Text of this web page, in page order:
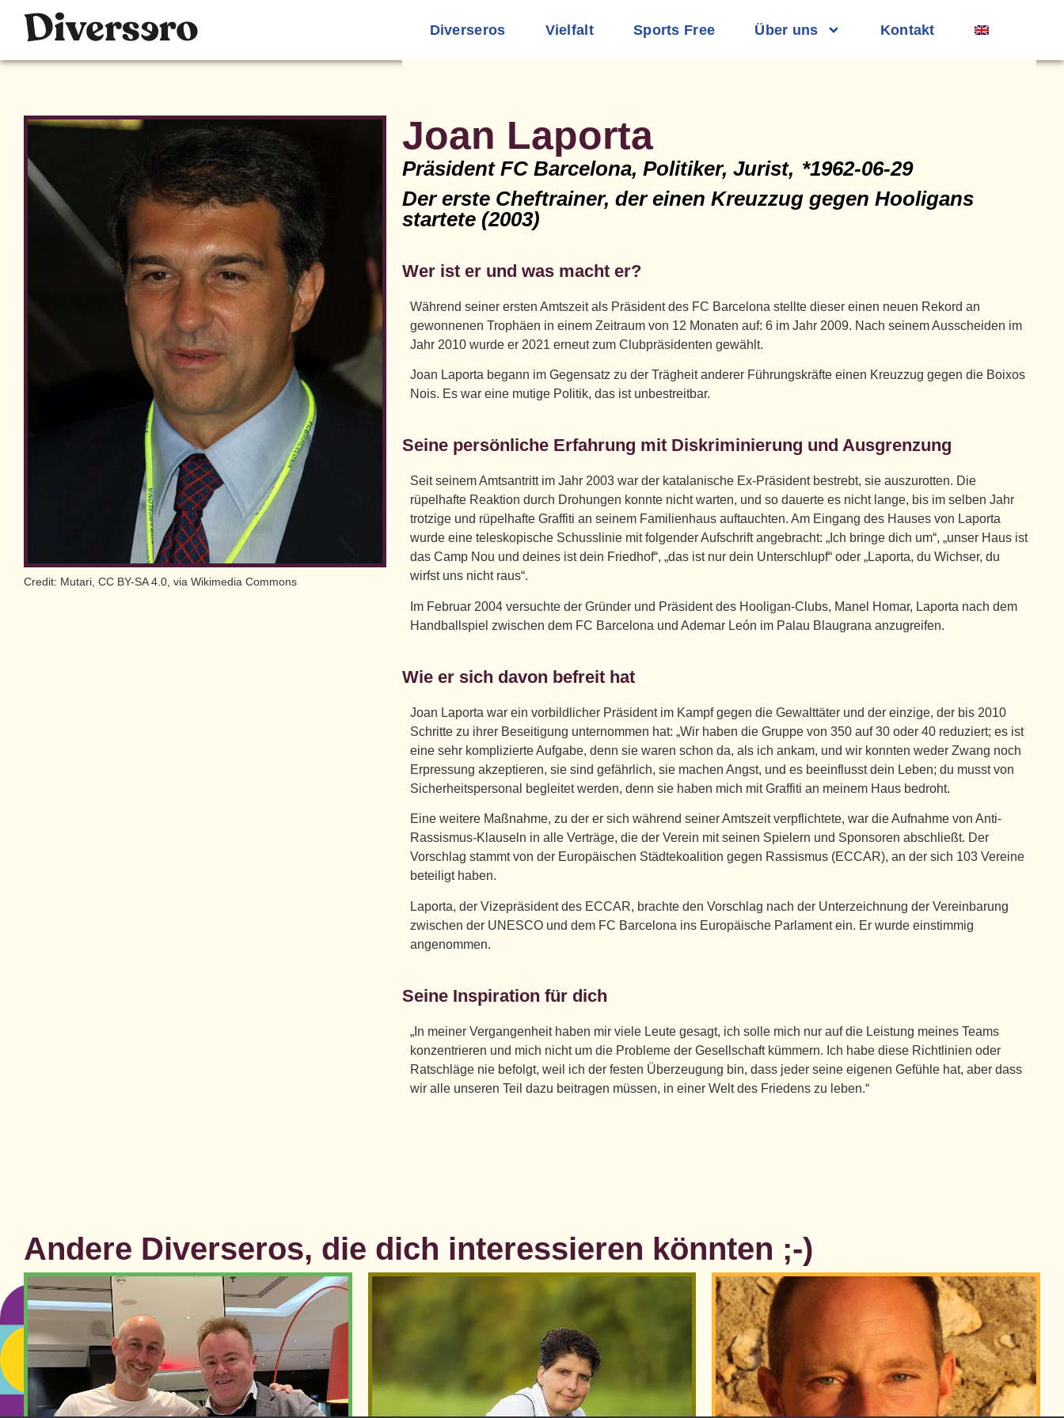
Diverseros Vielfalt Sports Free Über uns Kontakt
Credit: Mutari, CC BY-SA 4.0, via Wikimedia Commons
Joan Laporta
Präsident FC Barcelona, Politiker, Jurist, *1962-06-29
Der erste Cheftrainer, der einen Kreuzzug gegen Hooligans
startete (2003)
Wer ist er und was macht er?
Während seiner ersten Amtszeit als Präsident des FC Barcelona stellte dieser einen neuen Rekord an
gewonnenen Trophäen in einem Zeitraum von 12 Monaten auf: 6 im Jahr 2009. Nach seinem Ausscheiden im
Jahr 2010 wurde er 2021 erneut zum Clubpräsidenten gewählt.
Joan Laporta begann im Gegensatz zu der Trägheit anderer Führungskräfte einen Kreuzzug gegen die Boixos
Nois. Es war eine mutige Politik, das ist unbestreitbar.
Seine persönliche Erfahrung mit Diskriminierung und Ausgrenzung
Seit seinem Amtsantritt im Jahr 2003 war der katalanische Ex-Präsident bestrebt, sie auszurotten. Die
rüpelhafte Reaktion durch Drohungen konnte nicht warten, und so dauerte es nicht lange, bis im selben Jahr
trotzige und rüpelhafte Graffiti an seinem Familienhaus auftauchten. Am Eingang des Hauses von Laporta
wurde eine teleskopische Schusslinie mit folgender Aufschrift angebracht: „Ich bringe dich um“, „unser Haus ist
das Camp Nou und deines ist dein Friedhof“, „das ist nur dein Unterschlupf“ oder „Laporta, du Wichser, du
wirfst uns nicht raus“.
Im Februar 2004 versuchte der Gründer und Präsident des Hooligan-Clubs, Manel Homar, Laporta nach dem
Handballspiel zwischen dem FC Barcelona und Ademar León im Palau Blaugrana anzugreifen.
Wie er sich davon befreit hat
Joan Laporta war ein vorbildlicher Präsident im Kampf gegen die Gewalttäter und der einzige, der bis 2010
Schritte zu ihrer Beseitigung unternommen hat: „Wir haben die Gruppe von 350 auf 30 oder 40 reduziert; es ist
eine sehr komplizierte Aufgabe, denn sie waren schon da, als ich ankam, und wir konnten weder Zwang noch
Erpressung akzeptieren, sie sind gefährlich, sie machen Angst, und es beeinflusst dein Leben; du musst von
Sicherheitspersonal begleitet werden, denn sie haben mich mit Graffiti an meinem Haus bedroht.
Eine weitere Maßnahme, zu der er sich während seiner Amtszeit verpflichtete, war die Aufnahme von Anti-
Rassismus-Klauseln in alle Verträge, die der Verein mit seinen Spielern und Sponsoren abschließt. Der
Vorschlag stammt von der Europäischen Städtekoalition gegen Rassismus (ECCAR), an der sich 103 Vereine
beteiligt haben.
Laporta, der Vizepräsident des ECCAR, brachte den Vorschlag nach der Unterzeichnung der Vereinbarung
zwischen der UNESCO und dem FC Barcelona ins Europäische Parlament ein. Er wurde einstimmig
angenommen.
Seine Inspiration für dich
„In meiner Vergangenheit haben mir viele Leute gesagt, ich solle mich nur auf die Leistung meines Teams
konzentrieren und mich nicht um die Probleme der Gesellschaft kümmern. Ich habe diese Richtlinien oder
Ratschläge nie befolgt, weil ich der festen Überzeugung bin, dass jeder seine eigenen Gefühle hat, aber dass
wir alle unseren Teil dazu beitragen müssen, in einer Welt des Friedens zu leben.“
Andere Diverseros, die dich interessieren könnten ;-)